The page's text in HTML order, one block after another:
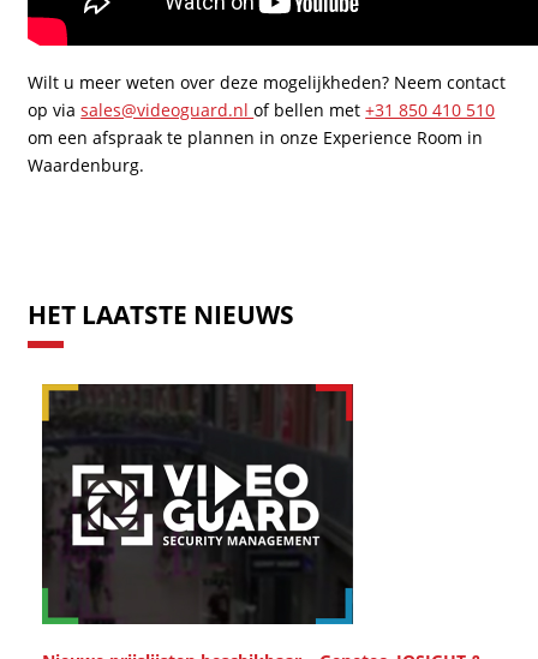
Wilt u meer weten over deze mogelijkheden? Neem contact
op viasales@videoguard.nlof bellen met+31 850 410 510
om een afspraak te plannen in onze Experience Room in
Waardenburg.
HET LAATSTE NIEUWS